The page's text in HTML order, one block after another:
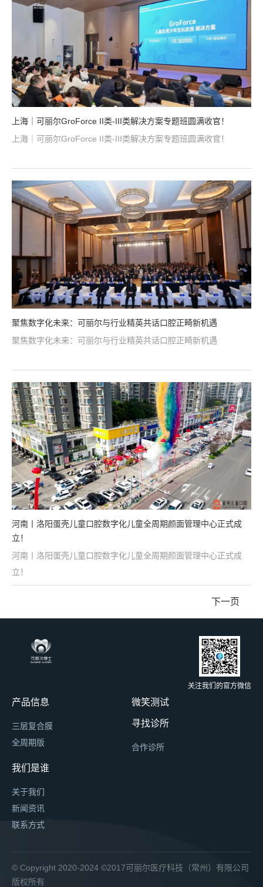
上海｜可丽尔GroForce II类-III类解决方案专题班圆满收官！
上海｜可丽尔GroForce II类-III类解决方案专题班圆满收官！
聚焦数字化未来：可丽尔与行业精英共话口腔正畸新机遇
聚焦数字化未来：可丽尔与行业精英共话口腔正畸新机遇
河南丨洛阳蛋壳儿童口腔数字化儿童全周期颜面管理中心正式成
立！
河南丨洛阳蛋壳儿童口腔数字化儿童全周期颜面管理中心正式成
立！
下一页
产品信息
三层复合膜
全周期版
微笑测试
寻找诊所
合作诊所
我们是谁
关于我们
新闻资讯
联系方式
关注我们的官方微信
博恩登特
可丽尔 可丽尔博士 朱小龙口腔 erp系统
万词霸屏
万词霸屏
© Copyright 2020-2024 ©2017可丽尔医疗科技（常州）有限公司
版权所有